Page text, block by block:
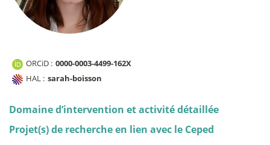
ORCiD : 0000-0003-4499-162X
HAL : sarah-boisson
Domaine d’intervention et activité détaillée
Projet(s) de recherche en lien avec le Ceped